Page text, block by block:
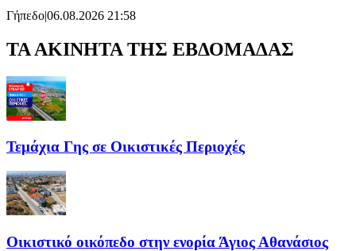
Γήπεδο|06.08.2026 21:58
ΤΑ ΑΚΙΝΗΤΑ ΤΗΣ ΕΒΔΟΜΑΔΑΣ
Τεμάχια Γης σε Οικιστικές Περιοχές
Οικιστικό οικόπεδο στην ενορία Άγιος Αθανάσιος